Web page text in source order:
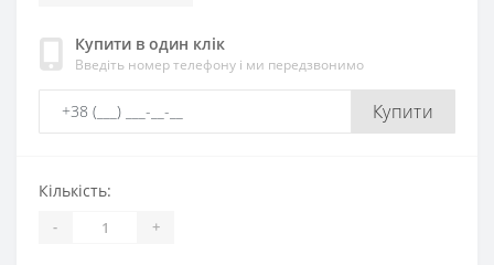
Купити в один клік
Введіть номер телефону і ми передзвонимо
Купити
Кількість:
- +